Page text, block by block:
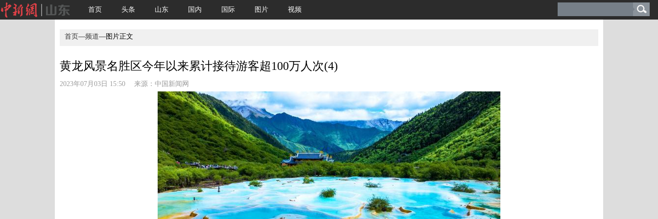
首页 头条 山东 国内 国际 图片 视频
首页—频道—图片正文
黄龙风景名胜区今年以来累计接待游客超100万人次(4)
2023年07月03日 15:50 来源： 中国新闻网